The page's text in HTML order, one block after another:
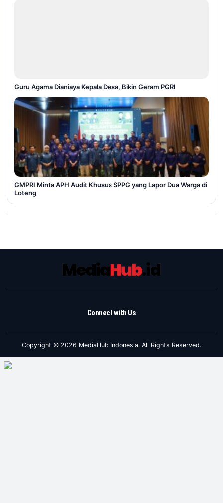
Guru Agama Dianiaya Kepala Desa, Bikin Geram PGRI
GMPRI Minta APH Audit Khusus SPPG yang Lapor Dua Warga di
Loteng
Connect with Us
Copyright © 2026 MediaHub Indonesia. All Rights Reserved.